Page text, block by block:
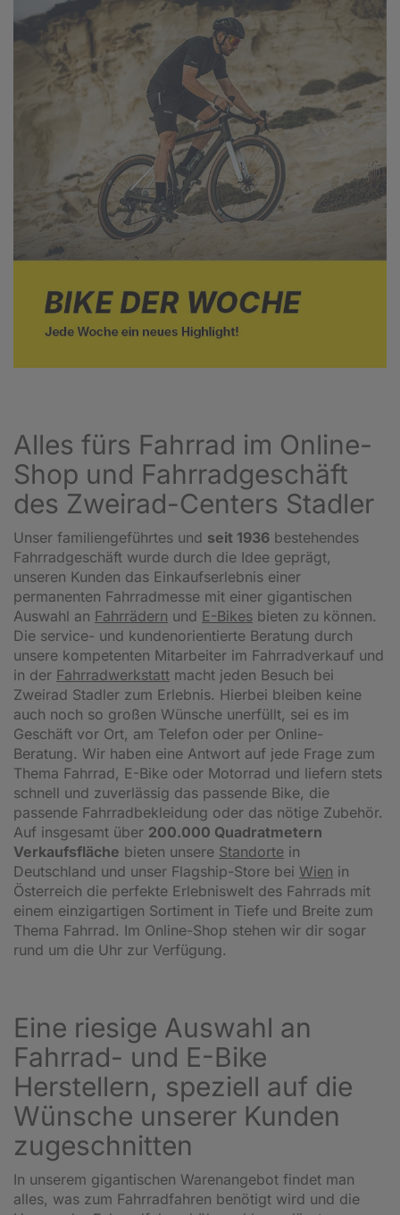
Alles fürs Fahrrad im Online-
Shop und Fahrradgeschäft
des Zweirad-Centers Stadler
Unser familiengeführtes und seit 1936 bestehendes
Fahrradgeschäft wurde durch die Idee geprägt,
unseren Kunden das Einkaufserlebnis einer
permanenten Fahrradmesse mit einer gigantischen
Auswahl an Fahrrädern und E-Bikes bieten zu können.
Die service- und kundenorientierte Beratung durch
unsere kompetenten Mitarbeiter im Fahrradverkauf und
in der Fahrradwerkstatt macht jeden Besuch bei
Zweirad Stadler zum Erlebnis. Hierbei bleiben keine
auch noch so großen Wünsche unerfüllt, sei es im
Geschäft vor Ort, am Telefon oder per Online-
Beratung. Wir haben eine Antwort auf jede Frage zum
Thema Fahrrad, E-Bike oder Motorrad und liefern stets
schnell und zuverlässig das passende Bike, die
passende Fahrradbekleidung oder das nötige Zubehör.
Auf insgesamt über 200.000 Quadratmetern
Verkaufsfläche bieten unsere Standorte in
Deutschland und unser Flagship-Store bei Wien in
Österreich die perfekte Erlebniswelt des Fahrrads mit
einem einzigartigen Sortiment in Tiefe und Breite zum
Thema Fahrrad. Im Online-Shop stehen wir dir sogar
rund um die Uhr zur Verfügung.
Eine riesige Auswahl an
Fahrrad- und E-Bike
Herstellern, speziell auf die
Wünsche unserer Kunden
zugeschnitten
In unserem gigantischen Warenangebot findet man
alles, was zum Fahrradfahren benötigt wird und die